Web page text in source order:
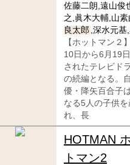
佐藤二朗,遠山俊
之,眞木大輔,山
良太郎 ,深水元
【ホットマン２
10日から6月19
されたテレビド
の続編となる。
優・降矢百合子
なる5人の子供
れ、長
HOTMAN
トマン2